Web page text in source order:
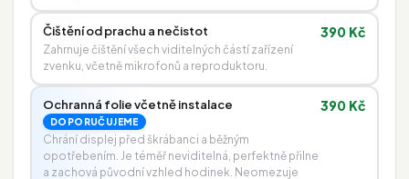
Čištění od prachu a nečistot
Zahrnuje čištění všech viditelných částí zařízení
zvenku, včetně mikrofonů a reproduktoru.
390 Kč
Ochranná folie včetně instalace
DOPORUČUJEME
Chrání displej před škrábanci a běžným
opotřebením. Je téměř neviditelná, perfektně přilne
a zachová původní vzhled hodinek. Neomezuje
390 Kč